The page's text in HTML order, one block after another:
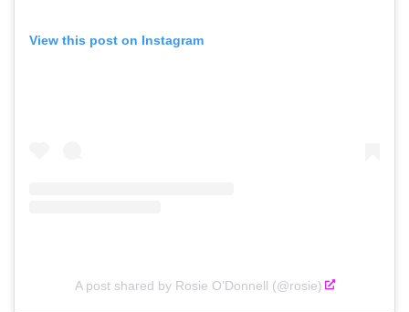
View this post on Instagram
A post shared by Rosie O’Donnell (@rosie)